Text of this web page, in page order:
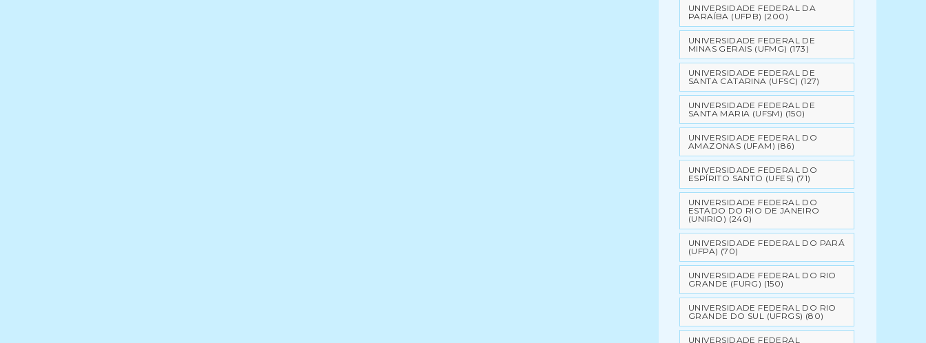
UNIVERSIDADE FEDERAL DA
PARAÍBA (UFPB) (200)
UNIVERSIDADE FEDERAL DE
MINAS GERAIS (UFMG) (173)
UNIVERSIDADE FEDERAL DE
SANTA CATARINA (UFSC) (127)
UNIVERSIDADE FEDERAL DE
SANTA MARIA (UFSM) (150)
UNIVERSIDADE FEDERAL DO
AMAZONAS (UFAM) (86)
UNIVERSIDADE FEDERAL DO
ESPÍRITO SANTO (UFES) (71)
UNIVERSIDADE FEDERAL DO
ESTADO DO RIO DE JANEIRO
(UNIRIO) (240)
UNIVERSIDADE FEDERAL DO PARÁ
(UFPA) (70)
UNIVERSIDADE FEDERAL DO RIO
GRANDE (FURG) (150)
UNIVERSIDADE FEDERAL DO RIO
GRANDE DO SUL (UFRGS) (80)
UNIVERSIDADE FEDERAL